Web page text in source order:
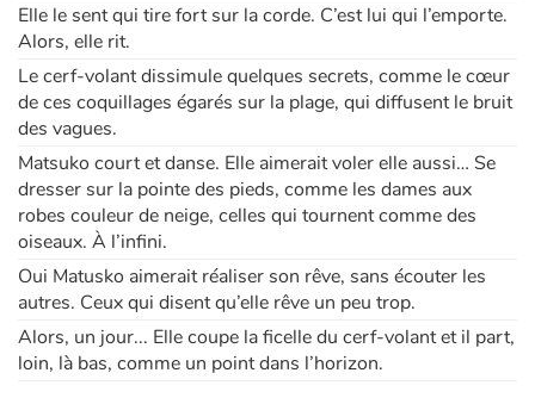
Elle le sent qui tire fort sur la corde. C’est lui qui l’emporte.
Alors, elle rit.
Le cerf-volant dissimule quelques secrets, comme le cœur
de ces coquillages égarés sur la plage, qui diffusent le bruit
des vagues.
Matsuko court et danse. Elle aimerait voler elle aussi… Se
dresser sur la pointe des pieds, comme les dames aux
robes couleur de neige, celles qui tournent comme des
oiseaux. À l’infini.
Oui Matusko aimerait réaliser son rêve, sans écouter les
autres. Ceux qui disent qu’elle rêve un peu trop.
Alors, un jour... Elle coupe la ficelle du cerf-volant et il part,
loin, là bas, comme un point dans l’horizon.